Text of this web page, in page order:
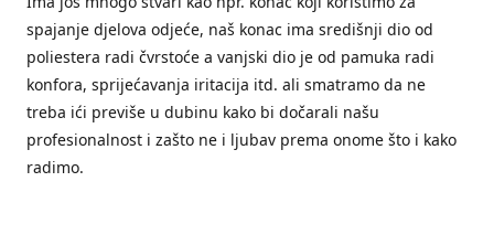
spajanje djelova odjeće, naš konac ima središnji dio od
poliestera radi čvrstoće a vanjski dio je od pamuka radi
konfora, sprijećavanja iritacija itd. ali smatramo da ne
treba ići previše u dubinu kako bi dočarali našu
profesionalnost i zašto ne i ljubav prema onome što i kako
radimo.